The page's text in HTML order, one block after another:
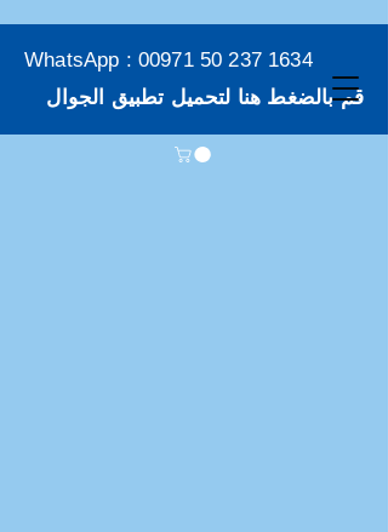
WhatsApp : 00971 50 237 1634
قم بالضغط هنا لتحميل تطبيق الجوال